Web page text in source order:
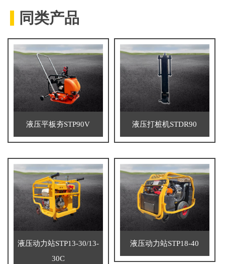
同类产品
液压平板夯STP90V 液压打桩机STDR90
液压动力站STP13-30/13-
30C
液压动力站STP18-40